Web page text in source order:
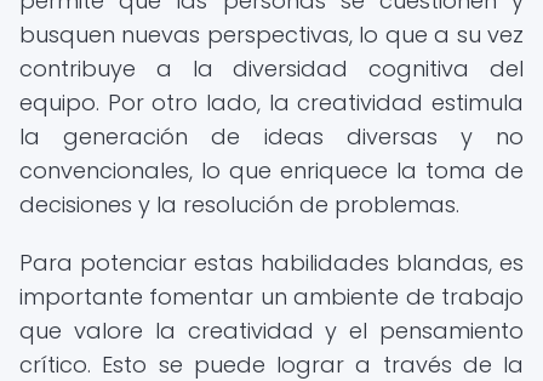
busquen nuevas perspectivas, lo que a su vez
contribuye a la diversidad cognitiva del
equipo. Por otro lado, la creatividad estimula
la generación de ideas diversas y no
convencionales, lo que enriquece la toma de
decisiones y la resolución de problemas.
Para potenciar estas habilidades blandas, es
importante fomentar un ambiente de trabajo
que valore la creatividad y el pensamiento
crítico. Esto se puede lograr a través de la